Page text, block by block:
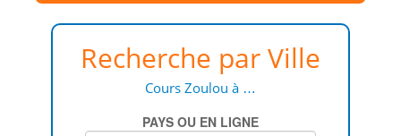
Recherche par Ville
Cours Zoulou à …
PAYS OU EN LIGNE